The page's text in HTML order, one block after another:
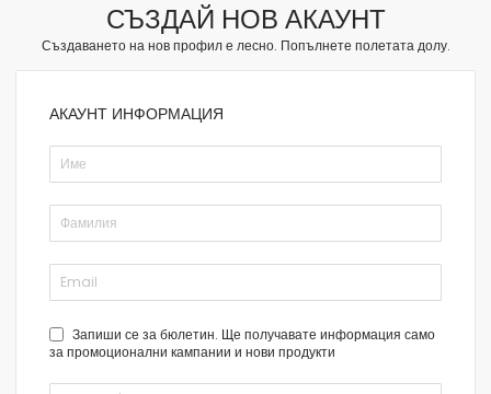
СЪЗДАЙ НОВ АКАУНТ
Създаването на нов профил е лесно. Попълнете полетата долу.
АКАУНТ ИНФОРМАЦИЯ
Запиши се за бюлетин. Ще получавате информация само
за промоционални кампании и нови продукти